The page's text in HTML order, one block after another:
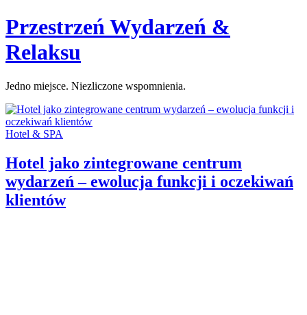
Skip
to
content
Przestrzeń Wydarzeń &
Relaksu
Jedno miejsce. Niezliczone wspomnienia.
Categories:
Hotel & SPA
Hotel jako zintegrowane centrum
wydarzeń – ewolucja funkcji i oczekiwań
klientów